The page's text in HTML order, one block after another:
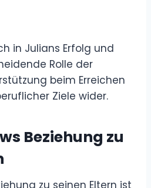
in Julians Erfolg und
Rolle der
beim Erreichen
Ziele wider.
Beziehung zu
zu seinen Eltern ist